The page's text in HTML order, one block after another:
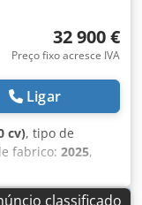
32 900 €
Preço fixo acresce IVA
Ligar
cv), tipo de
fabrico: 2025,
Lagartas Peso
(C x L x
classificado